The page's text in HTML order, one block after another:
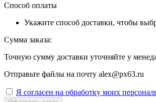
Способ оплаты
Укажите способ доставки, чтобы
Сумма заказа:
Точную сумму доставки уточняйте у
Отправьте файлы на почту alex@px63.ru
Я согласен на обработку моих